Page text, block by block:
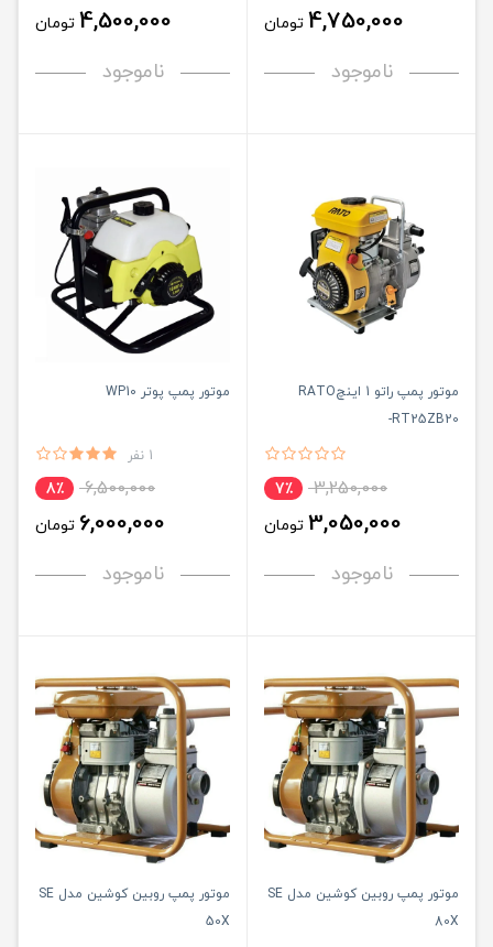
4,750,000 تومان
ناموجود
4,500,000 تومان
ناموجود
موتور پمپ راتو 1 اینچRATO
RT25ZB20-
3,250,000 7٪
3,050,000 تومان
ناموجود
موتور پمپ پوتر WP10
1 نفر
6,500,000 8٪
6,000,000 تومان
ناموجود
موتور پمپ روبین کوشین مدل SE
80X
موتور پمپ روبین کوشین مدل SE
50X